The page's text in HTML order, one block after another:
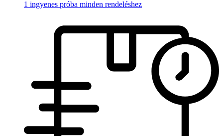
1 ingyenes próba minden rendeléshez